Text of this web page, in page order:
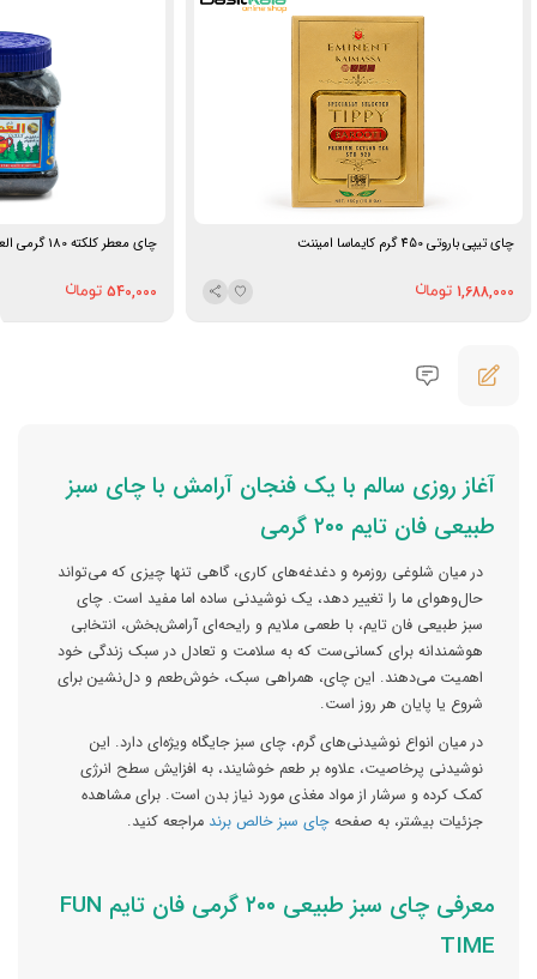
چای تیپی باروتی 450 گرم کایماسا امیننت
1,688,000
چای معطر کلکته 180 گرمی العطور
540,000
آغاز روزی سالم با یک فنجان آرامش با چای سبز
طبیعی فان تایم ۲۰۰ گرمی
در میان شلوغی روزمره و دغدغه‌های کاری، گاهی تنها چیزی که می‌تواند
حال‌وهوای ما را تغییر دهد، یک نوشیدنی ساده اما مفید است. چای
سبز طبیعی فان تایم، با طعمی ملایم و رایحه‌ای آرامش‌بخش، انتخابی
هوشمندانه برای کسانی‌ست که به سلامت و تعادل در سبک زندگی خود
اهمیت می‌دهند. این چای، همراهی سبک، خوش‌طعم و دل‌نشین برای
شروع یا پایان هر روز است.
در میان انواع نوشیدنی‌های گرم، چای سبز جایگاه ویژه‌ای دارد. این
نوشیدنی پرخاصیت، علاوه بر طعم خوشایند، به افزایش سطح انرژی
کمک کرده و سرشار از مواد مغذی مورد نیاز بدن است. برای مشاهده
جزئیات بیشتر، به صفحه چای‌ سبز خالص برند مراجعه کنید.
معرفی چای سبز طبیعی ۲۰۰ گرمی فان تایم FUN
TIME